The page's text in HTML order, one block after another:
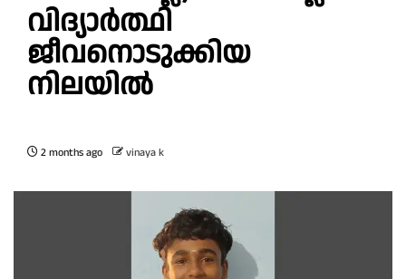
വിദ്യാർത്ഥി
ജീവനൊടുക്കിയ
നിലയിൽ
2 months ago vinaya k